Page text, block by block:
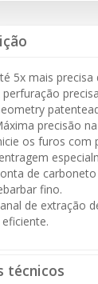
5x mais
perfuração
precisão
os furos com
de
fino.
de extração
eficiente.
técnicos